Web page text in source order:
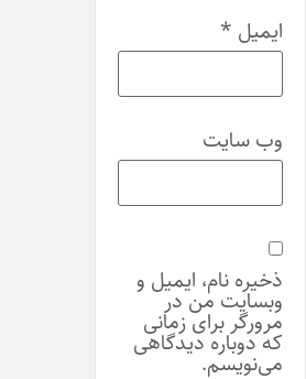
ایمیل *
وب‌ سایت
ذخیره نام، ایمیل و
وبسایت من در
مرورگر برای زمانی
که دوباره دیدگاهی
می‌نویسم.